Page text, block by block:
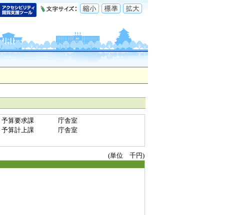
予算要求課
庁舎室
予算計上課
庁舎室
(単位 千円)